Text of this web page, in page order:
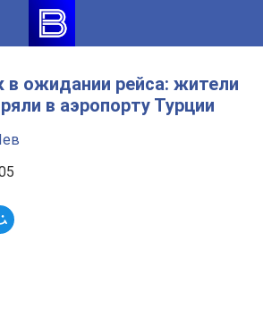
в ожидании рейса: жители
в аэропорту Турции